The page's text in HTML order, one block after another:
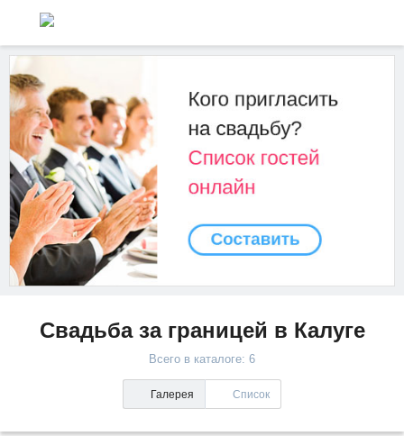
Свадьба за границей в Калуге
Всего в каталоге: 6
Галерея Список